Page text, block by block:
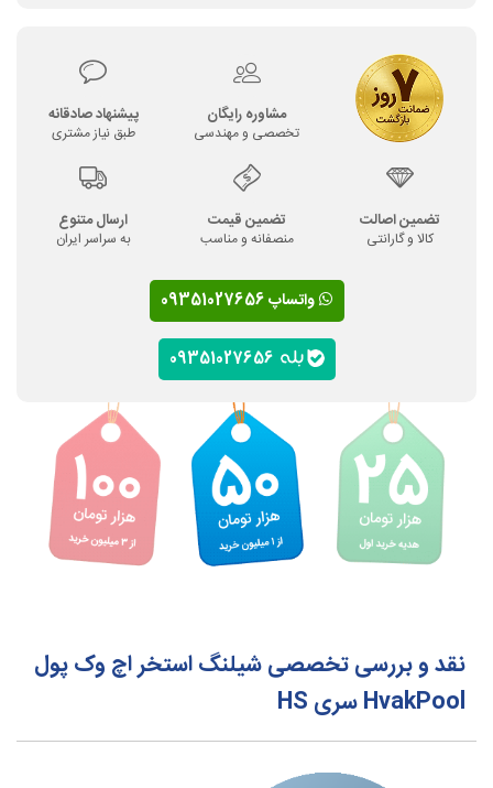
مشاوره رایگان
تخصصی و مهندسی
پیشنهاد صادقانه
طبق نیاز مشتری
تضمین اصالت
کالا و گارانتی
تضمین قیمت
منصفانه و مناسب
ارسال متنوع
به سراسر ایران
واتساپ 09351027656
نقد و بررسی تخصصی شیلنگ استخر اچ وک پول
HvakPool سری HS